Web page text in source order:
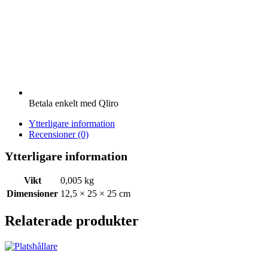
Betala enkelt med Qliro
Ytterligare information
Recensioner (0)
Ytterligare information
Vikt
0,005 kg
Dimensioner 12,5 × 25 × 25 cm
Relaterade produkter